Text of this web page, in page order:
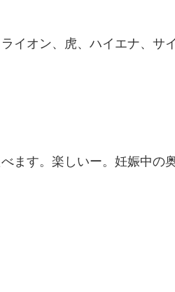
イオン、虎、ハイエナ、サ
ます。楽しいー。妊娠中の